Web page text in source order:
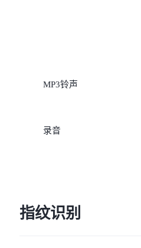
MP3铃声
录音
指纹识别